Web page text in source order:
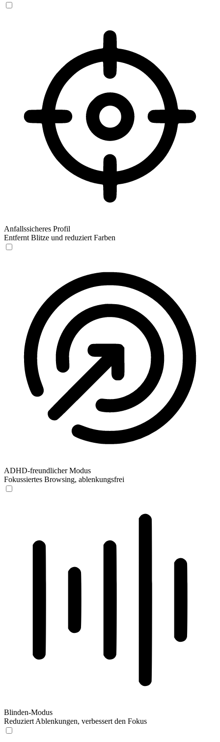
Anfallssicheres Profil
Entfernt Blitze und reduziert Farben
ADHD-freundlicher Modus
Fokussiertes Browsing, ablenkungsfrei
Blinden-Modus
Reduziert Ablenkungen, verbessert den Fokus